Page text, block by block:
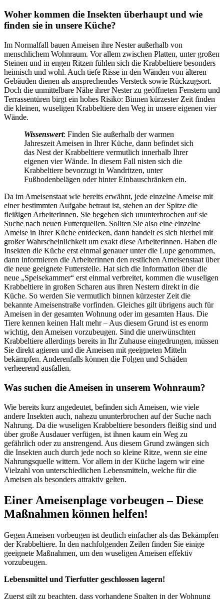
Woher kommen die Insekten überhaupt und wie
finden sie in unsere Küche?
Im Normalfall bauen Ameisen ihre Nester außerhalb von
menschlichem Wohnraum. Vor allem zwischen Platten, unter großen
Steinen und in engen Ritzen fühlen sich die Krabbeltiere besonders
heimisch und wohl. Auch tiefe Risse in den Wänden von älteren
Gebäuden dienen als ansprechendes Versteck sowie Rückzugsort.
Doch die unmittelbare Nähe ihrer Nester zu geöffneten Fenstern und
Terrassentüren birgt ein hohes Risiko: Binnen kürzester Zeit finden
die kleinen, wuseligen Krabbeltiere den Weg in unsere eigenen vier
Wände.
Wissenswert: Finden Sie außerhalb der warmen
Jahreszeit Ameisen in Ihrer Küche, dann befindet sich
das Nest der Krabbeltiere vermutlich innerhalb Ihrer
eigenen vier Wände. In diesem Fall nisten sich die
Krabbeltiere bevorzugt in Wandritzen, unter
Fußbodenbelägen oder hinter Einbauschränken ein.
Da im Ameisenstaat wie bereits erwähnt, jede einzelne Ameise mit
einer bestimmten Aufgabe betraut ist, stehen an der Spitze die
fleißigen Arbeiterinnen. Sie begeben sich ununterbrochen auf sie
Suche nach neuen Futterquellen. Sollten Sie also eine einzelne
Ameise in Ihrer Küche entdecken, dann handelt es sich hierbei mit
großer Wahrscheinlichkeit um exakt diese Arbeiterinnen. Haben die
Insekten die Küche erst einmal genauer unter die Lupe genommen,
dann informieren die Arbeiterinnen den restlichen Ameisenstaat über
die neue geeignete Futterstelle. Hat sich die Information über die
neue „Speisekammer“ erst einmal verbreitet, kommen die wuseligen
Krabbeltiere in großen Scharen aus ihren Nestern direkt in die
Küche. So werden Sie vermutlich binnen kürzester Zeit die
bekannte Ameisenstraße vorfinden. Gleiches gilt übrigens auch für
Ameisen in der gesamten Wohnung oder im gesamten Haus. Die
Tiere kennen keinen Halt mehr – Aus diesem Grund ist es enorm
wichtig, den Ameisen vorzubeugen. Sind die unerwünschten
Krabbeltiere allerdings bereits in Ihr Zuhause eingedrungen, müssen
Sie direkt agieren und die Ameisen mit geeigneten Mitteln
bekämpfen. Anderenfalls können die Folgen und Schäden
verheerend ausfallen.
Was suchen die Ameisen in unserem Wohnraum?
Wie bereits kurz angedeutet, befinden sich Ameisen, wie viele
andere Insekten auch, nahezu ununterbrochen auf der Suche nach
Nahrung. Da die wuseligen Krabbeltiere besonders fleißig sind und
über große Ausdauer verfügen, ist ihnen kaum ein Weg zu
gefährlich oder zu anstrengend. Aus diesem Grund zwängen sich
die Insekten auch durch jede noch so kleine Ritze, wenn sie eine
Nahrungsquelle wittern. Vor allem in der Küche lagern wir eine
Vielzahl von unterschiedlichen Lebensmitteln, welche für die
Ameisen als besonders attraktiv gelten.
Einer Ameisenplage vorbeugen – Diese
Maßnahmen können helfen!
Gegen Ameisen vorbeugen ist deutlich einfacher als das Bekämpfen
der Krabbeltiere. In den nachfolgenden Zeilen finden Sie einige
geeignete Maßnahmen, um den wuseligen Ameisen effektiv
vorzubeugen.
Lebensmittel und Tierfutter geschlossen lagern!
Zuerst gilt zu beachten, dass vorhandene Spalten in der Wohnung